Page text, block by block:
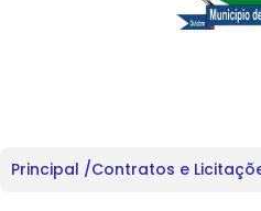
Principal /Contratos e